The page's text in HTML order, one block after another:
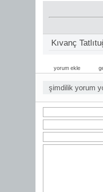
Kıvanç
yorum ekle
şimdilik yorum